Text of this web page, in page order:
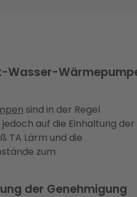
Wasser-
sind in der Regel
auf die Einhaltung der
TA Lärm und die
zum
der Genehmigung